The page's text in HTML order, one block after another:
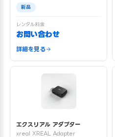
新品
レンタル料金
お問い合わせ
詳細を見る
エクスリアル アダプター
xreal XREAL Adapter